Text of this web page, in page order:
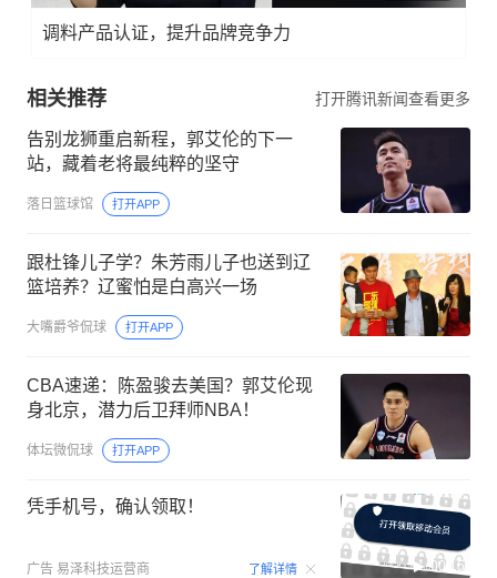
调料产品认证，提升品牌竞争力
相关推荐 打开腾讯新闻查看更多
告别龙狮重启新程，郭艾伦的下一
站，藏着老将最纯粹的坚守
落日篮球馆 打开APP
跟杜锋儿子学？朱芳雨儿子也送到辽
篮培养？辽蜜怕是白高兴一场
大嘴爵爷侃球 打开APP
CBA速递：陈盈骏去美国？郭艾伦现
身北京，潜力后卫拜师NBA！
体坛微侃球 打开APP
凭手机号，确认领取！
广告 易泽科技运营商 了解详情 00:15